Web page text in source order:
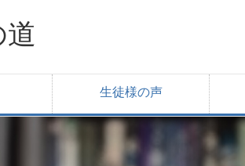
生徒様の声